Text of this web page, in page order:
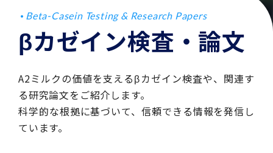
Beta-Casein Testing & Research Papers
βカゼイン検査・論文
A2ミルクの価値を支えるβカゼイン検査や、関連す
る研究論文をご紹介します。
科学的な根拠に基づいて、信頼できる情報を発信し
ています。